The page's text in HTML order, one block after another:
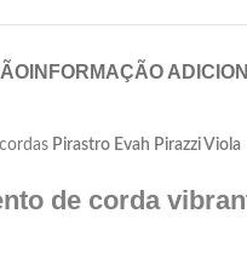
INFORMAÇÃO
Pirastro Evah Pirazzi Viola
de corda